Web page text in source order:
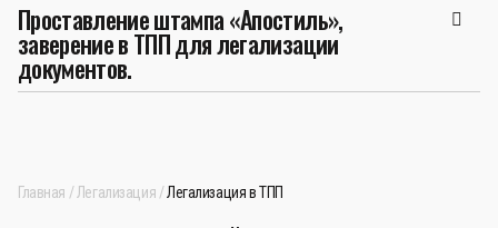
Проставление штампа «Апостиль»,
заверение в ТПП для легализации
документов.
Главная Легализация Легализация в ТПП